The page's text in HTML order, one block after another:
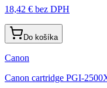
18,42 € bez DPH
Do košíka
Canon
Canon cartridge PGI-